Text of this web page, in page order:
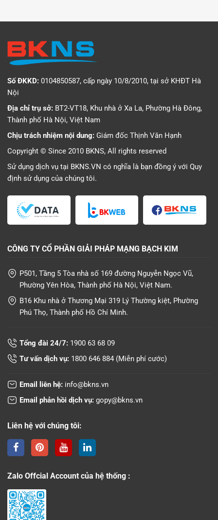
Số ĐKKD: 0104850587, cấp ngày 10/8/2010, tại sở KHĐT Hà
Nội
Địa chỉ trụ sở: BT2-VT18, Khu nhà ở Xa La, Phường Hà Đông,
Thành phố Hà Nội, Việt Nam
Chịu trách nhiệm nội dung: Giám đốc Thịnh Văn Hạnh
Copyright © Since 2010 BKNS, All rights reserved
Sử dụng dịch vụ tại BKNS.VN có nghĩa là bạn đồng ý với Quy
định sử dụng của chúng tôi.
CÔNG TY CỔ PHẦN GIẢI PHÁP MẠNG BẠCH KIM
P501, Tầng 5 Tòa nhà số 169 đường Nguyễn Ngọc Vũ,
Phường Yên Hòa, Thành phố Hà Nội, Việt Nam.
B16 Khu nhà ở Thương Mại 319 Lý Thường kiệt, Phường
Phú Thọ, Thành phố Hồ Chí Minh.
Tổng đài 24/7: 1900 63 68 09
Tư vấn dịch vụ: 1800 646 884 (Miễn phí cước)
Email liên hệ: info@bkns.vn
Email phản hồi dịch vụ: gopy@bkns.vn
Liên hệ với chúng tôi:
Zalo Offcial Account của hệ thống :